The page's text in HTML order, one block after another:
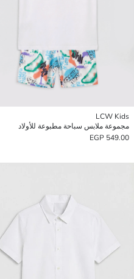
LCW Kids
مجموعة ملابس سباحة مطبوعة للأولاد
549.00 EGP